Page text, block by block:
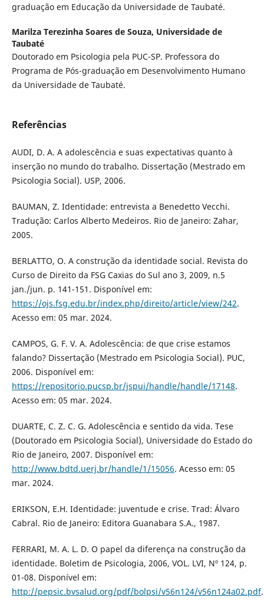
graduação em Educação da Universidade de Taubaté.
Marilza Terezinha Soares de Souza, Universidade de
Taubaté
Doutorado em Psicologia pela PUC-SP. Professora do
Programa de Pós-graduação em Desenvolvimento Humano
da Universidade de Taubaté.
Referências
AUDI, D. A. A adolescência e suas expectativas quanto à
inserção no mundo do trabalho. Dissertação (Mestrado em
Psicologia Social). USP, 2006.
BAUMAN, Z. Identidade: entrevista a Benedetto Vecchi.
Tradução: Carlos Alberto Medeiros. Rio de Janeiro: Zahar,
2005.
BERLATTO, O. A construção da identidade social. Revista do
Curso de Direito da FSG Caxias do Sul ano 3, 2009, n.5
jan./jun. p. 141-151. Disponível em:
https://ojs.fsg.edu.br/index.php/direito/article/view/242.
Acesso em: 05 mar. 2024.
CAMPOS, G. F. V. A. Adolescência: de que crise estamos
falando? Dissertação (Mestrado em Psicologia Social). PUC,
2006. Disponível em:
https://repositorio.pucsp.br/jspui/handle/handle/17148.
Acesso em: 05 mar. 2024.
DUARTE, C. Z. C. G. Adolescência e sentido da vida. Tese
(Doutorado em Psicologia Social), Universidade do Estado do
Rio de Janeiro, 2007. Disponível em:
http://www.bdtd.uerj.br/handle/1/15056. Acesso em: 05
mar. 2024.
ERIKSON, E.H. Identidade: juventude e crise. Trad: Álvaro
Cabral. Rio de Janeiro: Editora Guanabara S.A., 1987.
FERRARI, M. A. L. D. O papel da diferença na construção da
identidade. Boletim de Psicologia, 2006, VOL. LVI, Nº 124, p.
01-08. Disponível em:
http://pepsic.bvsalud.org/pdf/bolpsi/v56n124/v56n124a02.pdf.